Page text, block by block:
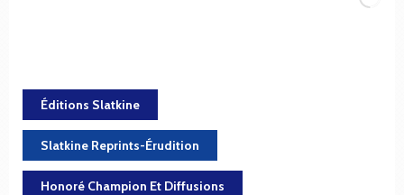
Éditions Slatkine
Slatkine Reprints-Érudition
Honoré Champion Et Diffusions